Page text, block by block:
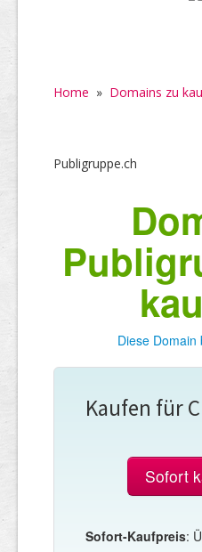
Home » Domains zu
Publigruppe.ch
Diese Domain
Kaufen für
Sofort
Sofort-Kaufpreis: